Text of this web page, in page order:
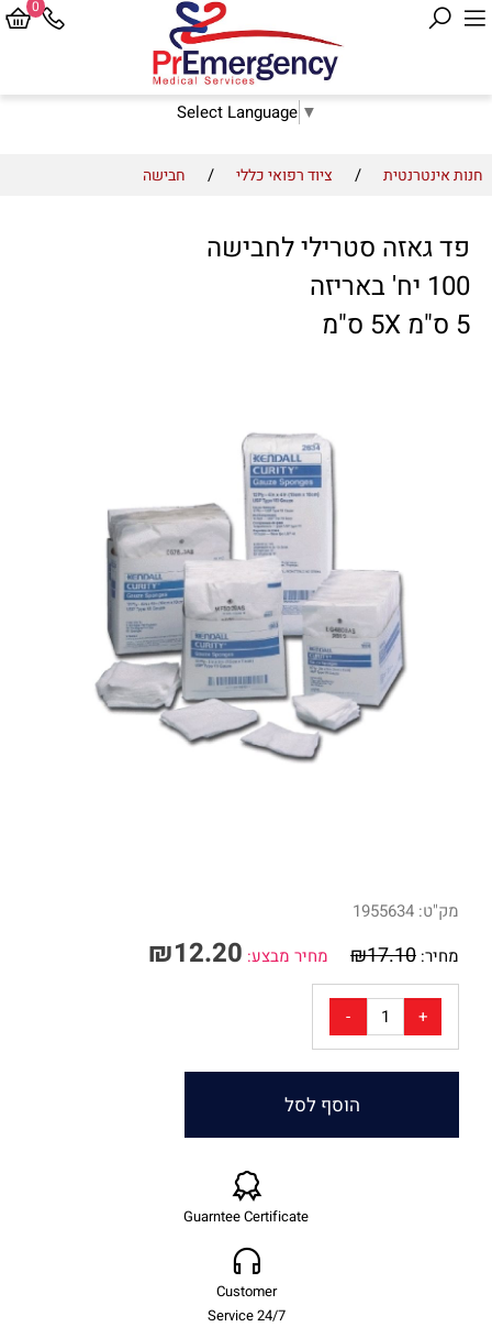
Select Language ▼
0
חנות אינטרנטית / ציוד רפואי כללי / חבישה
פד גאזה סטרילי לחבישה
100 יח' באריזה
5 ס"מ 5X ס"מ
מק"ט: 1955634
מחיר:
₪17.10 מחיר מבצע: ₪12.20
הוסף לסל
Guarntee Certificate
Customer
Service 24/7